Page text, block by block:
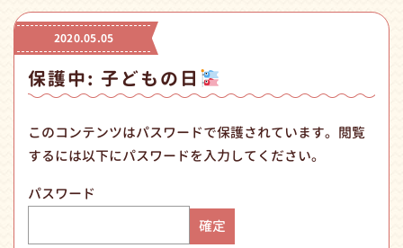
2020.05.05
保護中: 子どもの日
このコンテンツはパスワードで保護されています。閲覧
するには以下にパスワードを入力してください。
パスワード